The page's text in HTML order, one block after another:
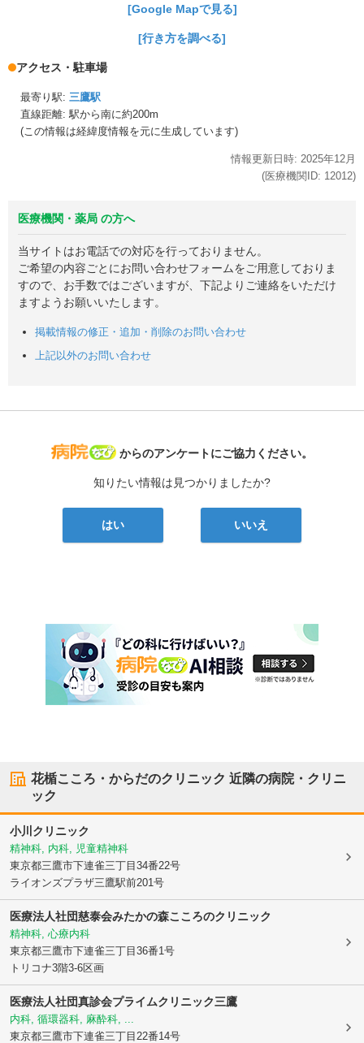
[Google Mapで見る]
[行き方を調べる]
アクセス・駐車場
最寄り駅: 三鷹駅
直線距離: 駅から南に約200m
(この情報は経緯度情報を元に生成しています)
情報更新日時: 2025年12月
(医療機関ID: 12012)
医療機関・薬局 の方へ
当サイトはお電話での対応を行っておりません。
ご希望の内容ごとにお問い合わせフォームをご用意しておりま
すので、お手数ではございますが、下記よりご連絡をいただけ
ますようお願いいたします。
掲載情報の修正・追加・削除のお問い合わせ
上記以外のお問い合わせ
病院なび
からのアンケートにご協力ください。
知りたい情報は見つかりましたか?
はい いいえ
花楯こころ・からだのクリニック 近隣の病院・クリニ
ック
小川クリニック
精神科, 内科, 児童精神科
東京都三鷹市下連雀三丁目34番22号
ライオンズプラザ三鷹駅前201号
医療法人社団慈泰会みたかの森こころのクリニック
精神科, 心療内科
東京都三鷹市下連雀三丁目36番1号
トリコナ3階3-6区画
医療法人社団真診会プライムクリニック三鷹
内科, 循環器科, 麻酔科, ...
東京都三鷹市下連雀三丁目22番14号